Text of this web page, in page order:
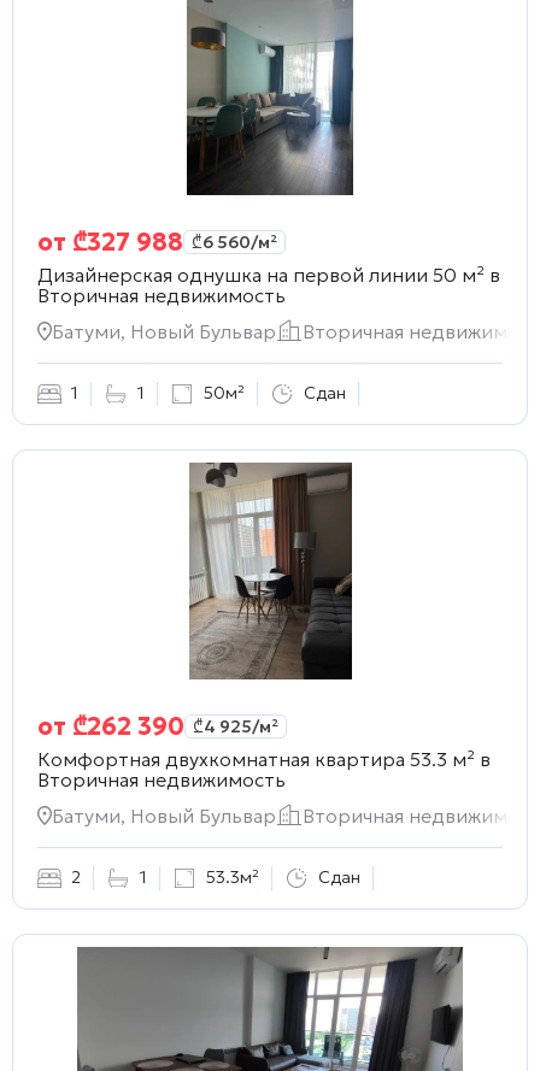
от ₾327 988 ₾6 560/м²
Дизайнерская однушка на первой линии 50 м² в
Вторичная недвижимость
Батуми, Новый Бульвар
Вторичная
1 1 50м² Сдан
от ₾262 390 ₾4 925/м²
Комфортная двухкомнатная квартира 53.3 м² в
Вторичная недвижимость
Батуми, Новый Бульвар
Вторичная
2 1 53.3м² Сдан